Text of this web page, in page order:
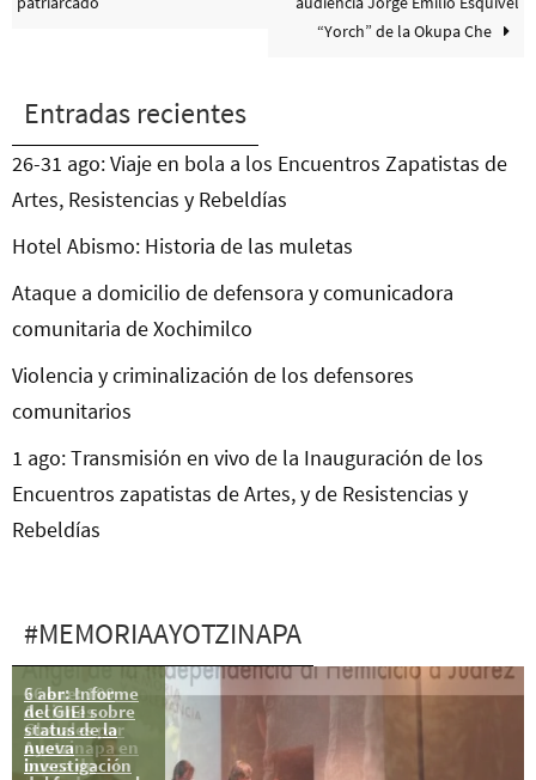
“Yorch” de la Okupa Che
Entradas recientes
26-31 ago: Viaje en bola a los Encuentros Zapatistas de
Artes, Resistencias y Rebeldías
Hotel Abismo: Historia de las muletas
Ataque a domicilio de defensora y comunicadora
comunitaria de Xochimilco
Violencia y criminalización de los defensores
comunitarios
1 ago: Transmisión en vivo de la Inauguración de los
Encuentros zapatistas de Artes, y de Resistencias y
Rebeldías
#MEMORIAAYOTZINAPA
6 abr: Informe
del GIEI sobre
status de la
nueva
investigación
26 ene: 100
Acciones
Globales por
Ayotzinapa en
busca de